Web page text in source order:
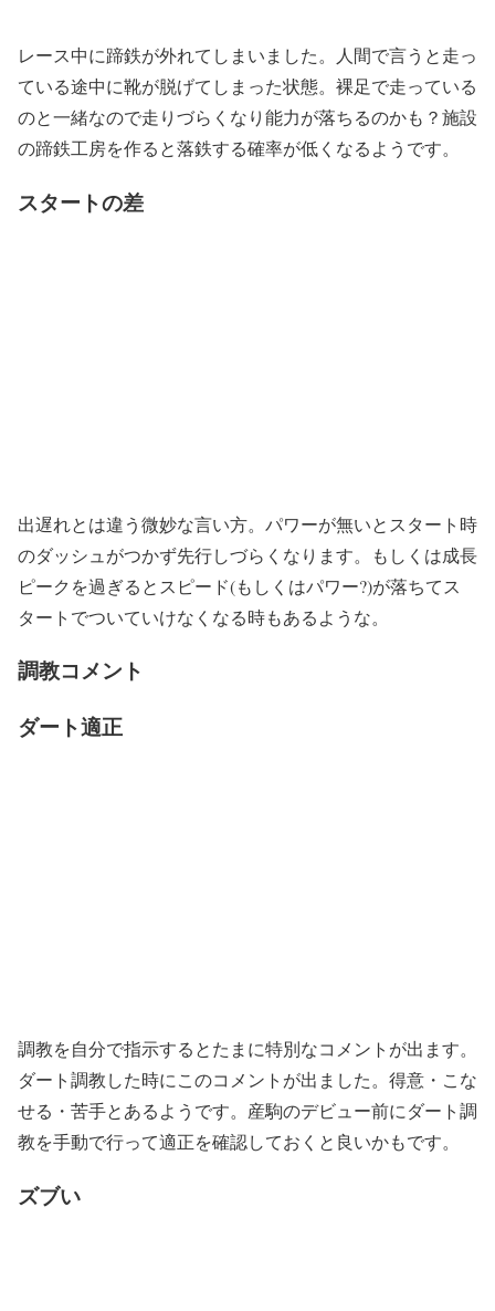
レース中に蹄鉄が外れてしまいました。人間で言うと走っ
ている途中に靴が脱げてしまった状態。裸足で走っている
のと一緒なので走りづらくなり能力が落ちるのかも？施設
の蹄鉄工房を作ると落鉄する確率が低くなるようです。
スタートの差
出遅れとは違う微妙な言い方。パワーが無いとスタート時
のダッシュがつかず先行しづらくなります。もしくは成長
ピークを過ぎるとスピード(もしくはパワー?)が落ちてス
タートでついていけなくなる時もあるような。
調教コメント
ダート適正
調教を自分で指示するとたまに特別なコメントが出ます。
ダート調教した時にこのコメントが出ました。得意・こな
せる・苦手とあるようです。産駒のデビュー前にダート調
教を手動で行って適正を確認しておくと良いかもです。
ズブい